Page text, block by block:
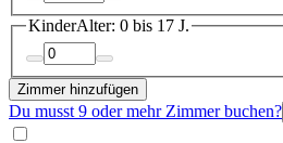
KinderAlter: 0 bis 17 J.
Zimmer hinzufügen
Du musst 9 oder mehr Zimmer buchen?